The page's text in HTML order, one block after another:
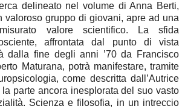
delineato nel volume di Anna Berti,
valoroso gruppo di giovani, apre ad una
valore scientifico. La sfida
affrontata dal punto di vista
dalla fine degli anni ’70 da Francisco
Maturana, potrà manifestare, tramite
come descritta dall’Autrice
parte ancora inesplorata del suo vasto
Scienza e filosofia, in un intreccio